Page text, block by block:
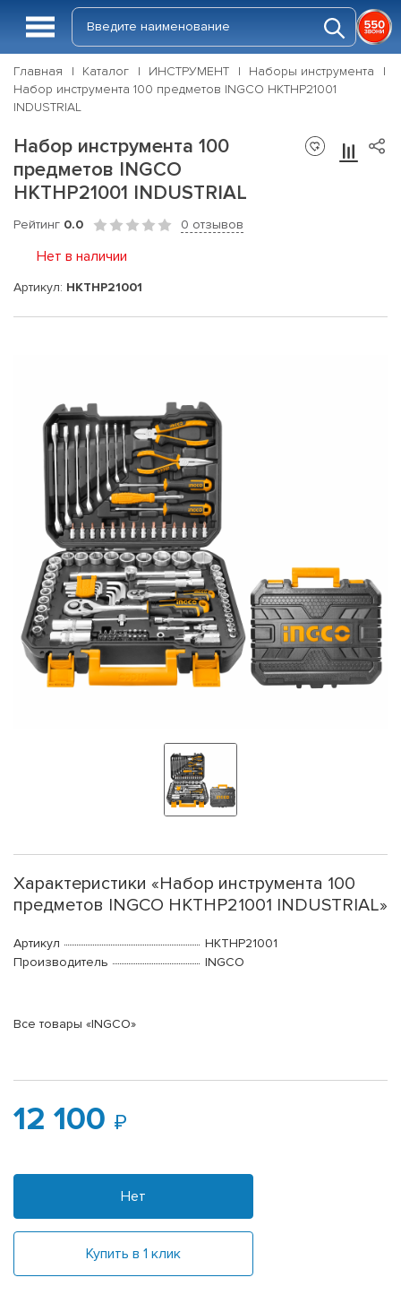
Главная Каталог ИНСТРУМЕНТ
Наборы инструмента
Набор инструмента 100 предметов INGCO HKTHP21001
INDUSTRIAL
Набор инструмента 100
предметов INGCO
HKTHP21001 INDUSTRIAL
Рейтинг 0.0 0 отзывов
Нет в наличии
Артикул: HKTHP21001
Характеристики «Набор инструмента 100
предметов INGCO HKTHP21001 INDUSTRIAL»
Артикул
HKTHP21001
Производитель
INGCO
Все товары «INGCO»
12 100
Нет
Купить в 1 клик